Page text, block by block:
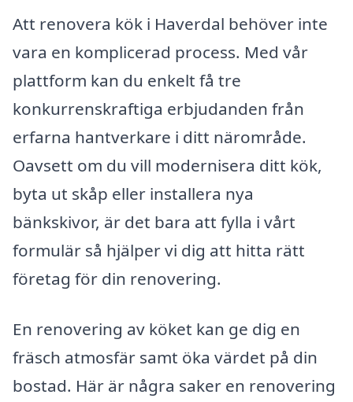
Att renovera kök i Haverdal behöver inte
vara en komplicerad process. Med vår
plattform kan du enkelt få tre
konkurrenskraftiga erbjudanden från
erfarna hantverkare i ditt närområde.
Oavsett om du vill modernisera ditt kök,
byta ut skåp eller installera nya
bänkskivor, är det bara att fylla i vårt
formulär så hjälper vi dig att hitta rätt
företag för din renovering.
En renovering av köket kan ge dig en
fräsch atmosfär samt öka värdet på din
bostad. Här är några saker en renovering